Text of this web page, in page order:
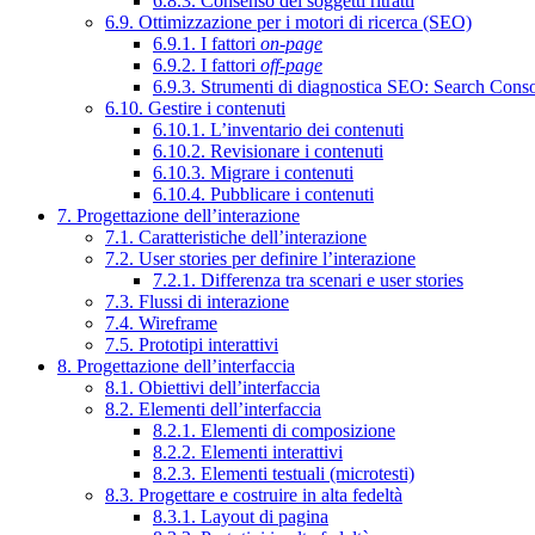
6.9. Ottimizzazione per i motori di ricerca (SEO)
6.9.1. I fattori on-page
6.9.2. I fattori off-page
6.9.3. Strumenti di diagnostica SEO: Search
6.10. Gestire i contenuti
6.10.1. L’inventario dei contenuti
6.10.2. Revisionare i contenuti
6.10.3. Migrare i contenuti
6.10.4. Pubblicare i contenuti
7. Progettazione dell’interazione
7.1. Caratteristiche dell’interazione
7.2. User stories per definire l’interazione
7.2.1. Differenza tra scenari e user stories
7.3. Flussi di interazione
7.4. Wireframe
7.5. Prototipi interattivi
8. Progettazione dell’interfaccia
8.1. Obiettivi dell’interfaccia
8.2. Elementi dell’interfaccia
8.2.1. Elementi di composizione
8.2.2. Elementi interattivi
8.2.3. Elementi testuali (microtesti)
8.3. Progettare e costruire in alta fedeltà
8.3.1. Layout di pagina